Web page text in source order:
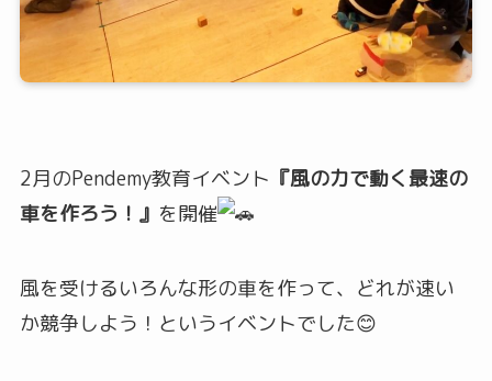
2月のPendemy教育イベント 『風の力で動く最速の
車を作ろう！』 を開催
風を受けるいろんな形の車を作って、どれが速い
か競争しよう！というイベントでした😊